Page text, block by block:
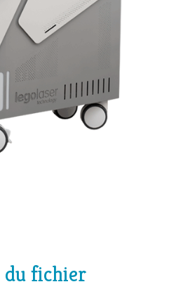
du fichier